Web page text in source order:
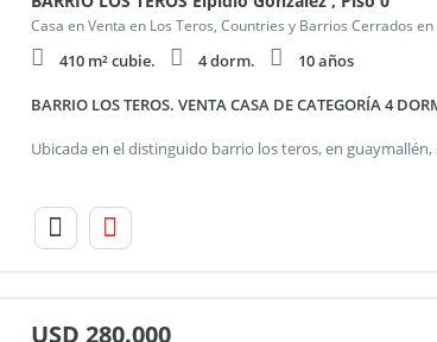
Casa en Venta en Los Teros, Countries y Barrios Cerrados
410 m² cubie. 4 dorm. 10 años
BARRIO LOS TEROS. VENTA CASA DE CATEGORÍA 4
USD 280.000